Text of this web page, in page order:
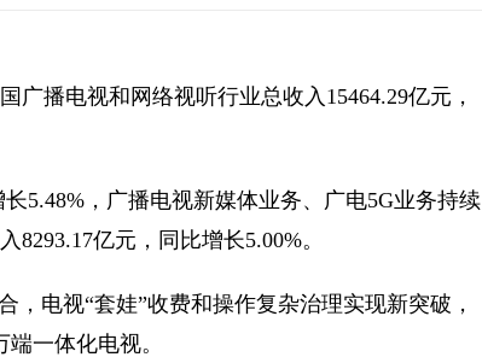
广播电视和网络视听行业总收入15464.29亿元，
5.48%，广播电视新媒体业务、广电5G业务持续
亿元，同比增长5.00%。
，电视“套娃”收费和操作复杂治理实现新突破，
一体化电视。